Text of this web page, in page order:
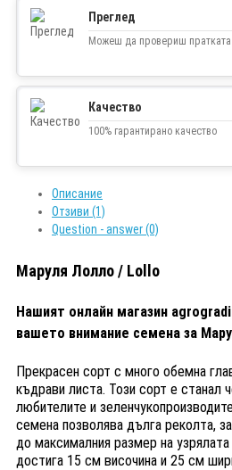
Преглед
Можеш да провериш пратката
Качество
100% гарантирано качество
Описание
Отзиви (1)
Question - answer (0)
Маруля Лолло / Lollo
Нашият онлайн магазин
вашето внимание семена за
Прекрасен сорт с много обемна
къдрави листа. Този сорт е станал
любителите и
семена позволява дълга реколта,
до максималния размер на
достига 15 см височина и 25 см